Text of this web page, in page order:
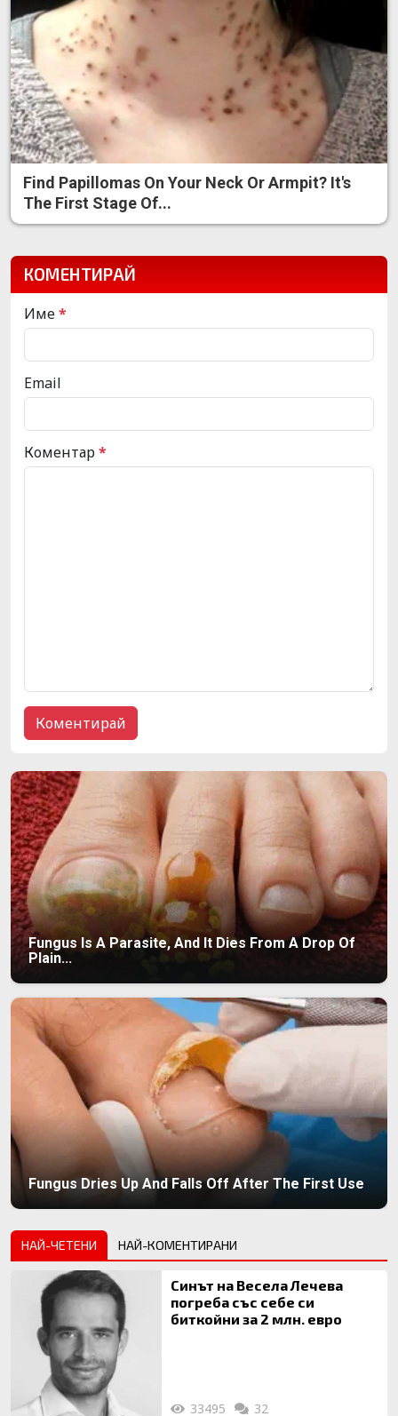
Find Papillomas On Your Neck Or Armpit? It's
The First Stage Of...
КОМЕНТИРАЙ
Име*
Email
Коментар*
Fungus Is A Parasite, And It Dies From A Drop Of
Plain...
Fungus Dries Up And Falls Off After The First Use
НАЙ-ЧЕТЕНИ НАЙ-КОМЕНТИРАНИ
Синът на Весела Лечева
погреба със себе си
биткойни за 2 млн. евро
33495 32